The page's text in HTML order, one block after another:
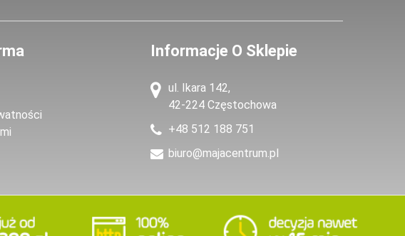
Informacje O Sklepie
ul. Ikara 142,
42-224 Częstochowa
+48 512 188 751
biuro@majacentrum.pl